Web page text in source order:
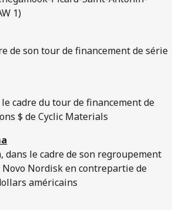
1)
de son tour de financement de série
cadre du tour de financement de
$ de Cyclic Materials
dans le cadre de son regroupement
Novo Nordisk en contrepartie de
américains